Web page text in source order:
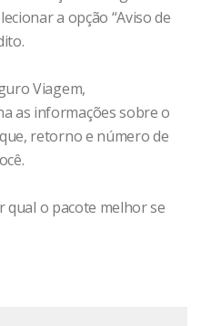
a opção “Aviso de
Viagem,
as informações sobre o
retorno e número de
qual o pacote melhor se